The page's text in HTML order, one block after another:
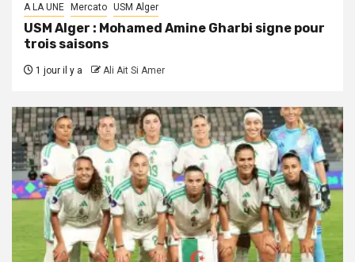
A LA UNE Mercato USM Alger
USM Alger : Mohamed Amine Gharbi signe pour
trois saisons
1 jour il y a Ali Ait Si Amer